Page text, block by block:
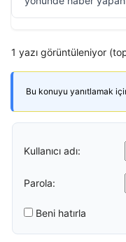
1 yazı görüntüleniyor
Bu konuyu yanıtlamak
Kullanıcı adı:
Parola:
Beni hatırla